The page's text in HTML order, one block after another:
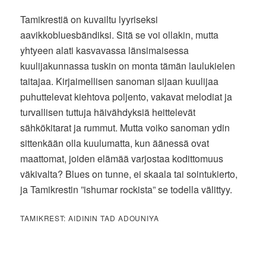
Tamikrestiä on kuvailtu lyyriseksi
aavikkobluesbändiksi. Sitä se voi ollakin, mutta
yhtyeen alati kasvavassa länsimaisessa
kuulijakunnassa tuskin on monta tämän laulukielen
taitajaa. Kirjaimellisen sanoman sijaan kuulijaa
puhuttelevat kiehtova poljento, vakavat melodiat ja
turvallisen tuttuja häivähdyksiä heittelevät
sähkökitarat ja rummut. Mutta voiko sanoman ydin
sittenkään olla kuulumatta, kun äänessä ovat
maattomat, joiden elämää varjostaa kodittomuus
väkivalta? Blues on tunne, ei skaala tai sointukierto,
ja Tamikrestin ”ishumar rockista” se todella välittyy.
TAMIKREST: AIDININ TAD ADOUNIYA